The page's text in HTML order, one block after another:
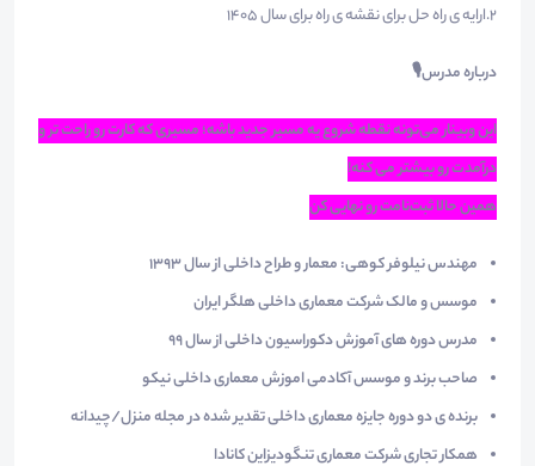
2.ارایه ی راه حل برای نقشه ی راه برای سال 1405
درباره مدرس🎙
این وبینار میتونه نقطه شروع یه مسیر جدید باشه؛ مسیری که کارت رو راحت تر و
درآمدت رو بیشتر می کنه!
همین حالا ثبتنامت رو نهایی کن
مهندس نیلوفر کوهی: معمار و طراح داخلی از سال 1393
موسس و مالک شرکت معماری داخلی هلگر ایران
مدرس دوره های آموزش دکوراسیون داخلی از سال 99
صاحب برند و موسس آکادمی اموزش معماری داخلی نیکو
برنده ی دو دوره جایزه معماری داخلی تقدیر شده در مجله منزل/چیدانه
همکار تجاری شرکت معماری تنگودیزاین کانادا